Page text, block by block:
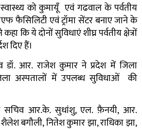
को कुमायूँ एवं गढवाल के पर्वतीय
फैसिलिटी एवं ट्रॉमा सेंटर बनाए जाने के
कि ये दोनों सुविधाएं शीघ्र पर्वतीय क्षेत्रों
दिए हैं।
आर. राजेश कुमार ने प्रदेश में जिला
अस्पतालों में उपलब्ध सुविधाओं की
सचिव आर.के. सुधांशु, एल. फ़ैनयी, आर.
बगौली, नितेश कुमार झा, राधिका झा,